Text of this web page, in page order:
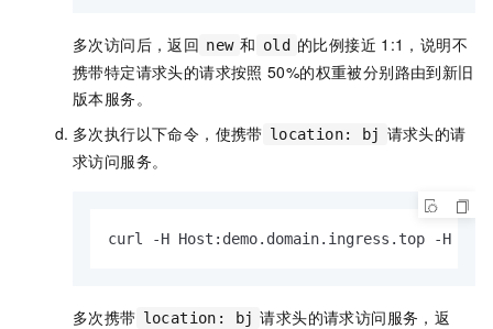
多次访问后，返回 new 和 old 的比例接近 1:1，说明不
携带特定请求头的请求按照 50%的权重被分别路由到新旧
版本服务。
多次执行以下命令，使携带 location: bj 请求头的请
求访问服务。
curl -H Host:demo.domain.ingress.top -H
多次携带 location: bj 请求头的请求访问服务，返